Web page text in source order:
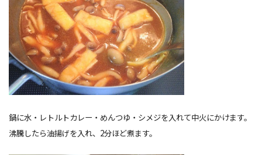
鍋に水・レトルトカレー・めんつゆ・シメジを入れて中火にかけます。
沸騰したら油揚げを入れ、2分ほど煮ます。